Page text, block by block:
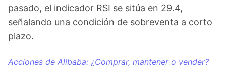
pasado, el indicador RSI se sitúa en 29.4,
señalando una condición de sobreventa a corto
plazo.
Acciones de Alibaba: ¿Comprar, mantener o vender?